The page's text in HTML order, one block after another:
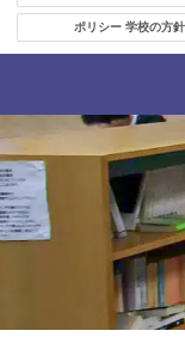
ポリシー 学校の方針